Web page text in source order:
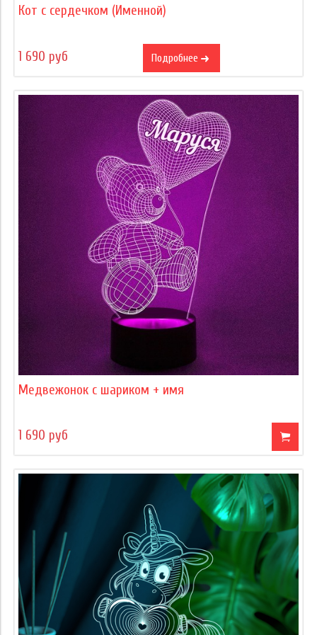
Кот с сердечком (Именной)
1 690 руб Подробнее
Медвежонок с шариком + имя
1 690 руб